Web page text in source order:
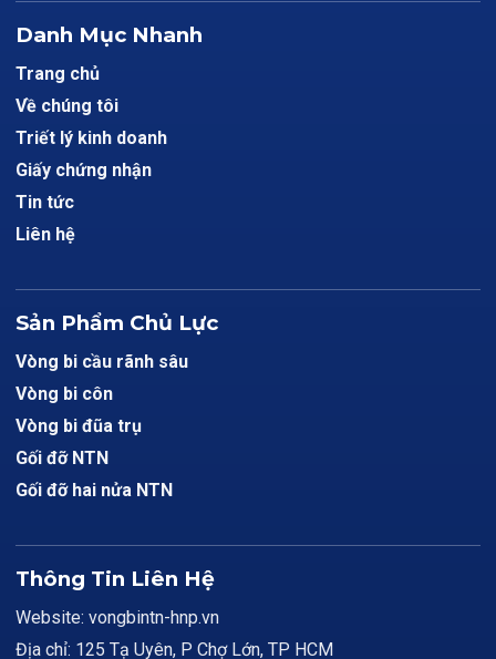
Danh Mục Nhanh
Trang chủ
Về chúng tôi
Triết lý kinh doanh
Giấy chứng nhận
Tin tức
Liên hệ
Sản Phẩm Chủ Lực
Vòng bi cầu rãnh sâu
Vòng bi côn
Vòng bi đũa trụ
Gối đỡ NTN
Gối đỡ hai nửa NTN
Thông Tin Liên Hệ
Website: vongbintn-hnp.vn
Địa chỉ: 125 Tạ Uyên, P Chợ Lớn, TP HCM